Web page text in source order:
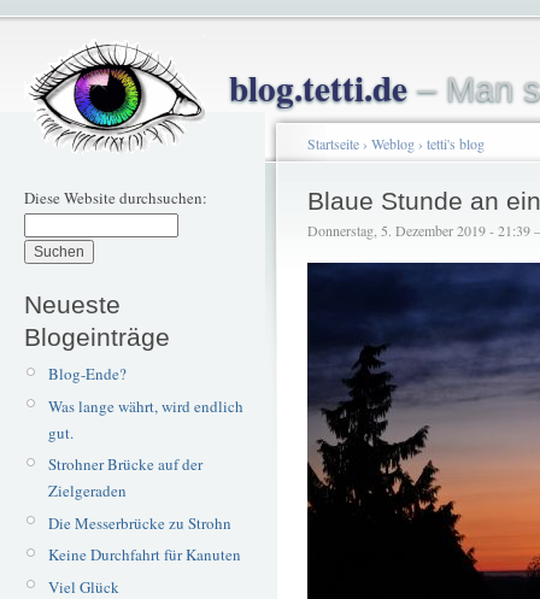
blog.tetti.de– Man
Diese Website durchsuchen:
Neueste
Blogeinträge
Blog-Ende?
Was lange währt, wird endlich
gut.
Strohner Brücke auf der
Zielgeraden
Die Messerbrücke zu Strohn
Keine Durchfahrt für Kanuten
Viel Glück
Startseite› Weblog› tetti's blog
Blaue Stunde an
Donnerstag, 5. Dezember 2019 - 21:39